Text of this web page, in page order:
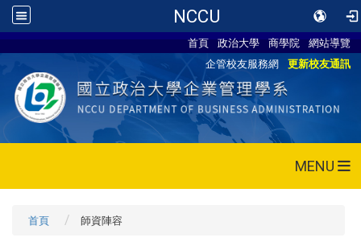
NCCU
首頁 政治大學 商學院
網站導覽
企管校友服務網
更新校友通訊
MENU
首頁 師資陣容